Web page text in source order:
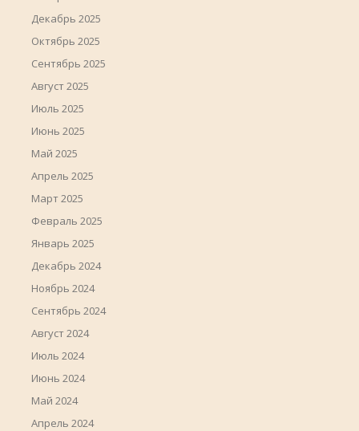
Декабрь 2025
Октябрь 2025
Сентябрь 2025
Август 2025
Июль 2025
Июнь 2025
Май 2025
Апрель 2025
Март 2025
Февраль 2025
Январь 2025
Декабрь 2024
Ноябрь 2024
Сентябрь 2024
Август 2024
Июль 2024
Июнь 2024
Май 2024
Апрель 2024